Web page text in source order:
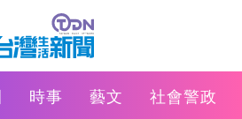
時事 藝文 社會警政